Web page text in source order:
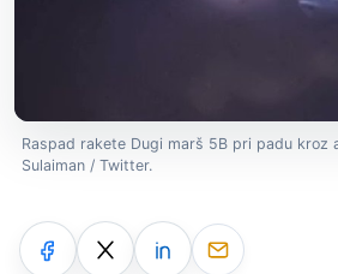
Raspad rakete Dugi marš 5B pri padu kroz
Sulaiman / Twitter.